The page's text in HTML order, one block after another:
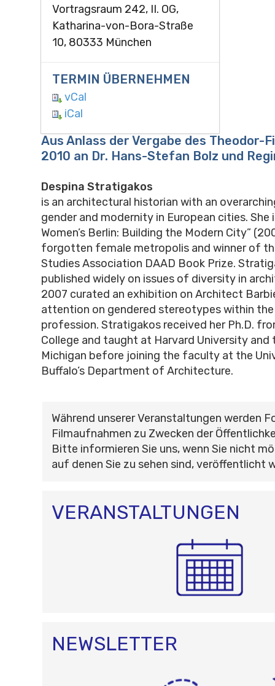
Vortragsraum 242, II. OG,
Katharina-von-Bora-Straße
10, 80333 München
TERMIN ÜBERNEHMEN
vCal
iCal
Aus Anlass der Vergabe des Theodor-
2010 an Dr. Hans-Stefan Bolz und
Despina Stratigakos
is an architectural historian with an
gender and modernity in European cities. She
Women’s Berlin: Building the Modern City”
forgotten female metropolis and winner of
Studies Association DAAD Book Prize.
published widely on issues of diversity in
2007 curated an exhibition on Architect
attention on gendered stereotypes within
profession. Stratigakos received her Ph.D.
College and taught at Harvard University
Michigan before joining the faculty at the
Buffalo’s Department of Architecture.
Während unserer Veranstaltungen werden
Filmaufnahmen zu Zwecken der
Bitte informieren Sie uns, wenn Sie nicht
auf denen Sie zu sehen sind, veröffentlicht
VERANSTALTUNGEN
NEWSLETTER